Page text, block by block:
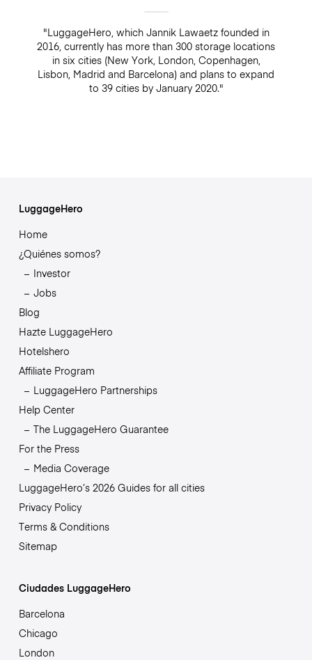
"LuggageHero, which Jannik Lawaetz founded in
2016, currently has more than 300 storage locations
in six cities (New York, London, Copenhagen,
Lisbon, Madrid and Barcelona) and plans to expand
to 39 cities by January 2020."
LuggageHero
Home
¿Quiénes somos?
Investor
Jobs
Blog
Hazte LuggageHero
Hotelshero
Affiliate Program
LuggageHero Partnerships
Help Center
The LuggageHero Guarantee
For the Press
Media Coverage
LuggageHero’s 2026 Guides for all cities
Privacy Policy
Terms & Conditions
Sitemap
Ciudades LuggageHero
Barcelona
Chicago
London